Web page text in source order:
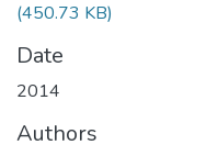
(450.73 KB)
Date
2014
Authors